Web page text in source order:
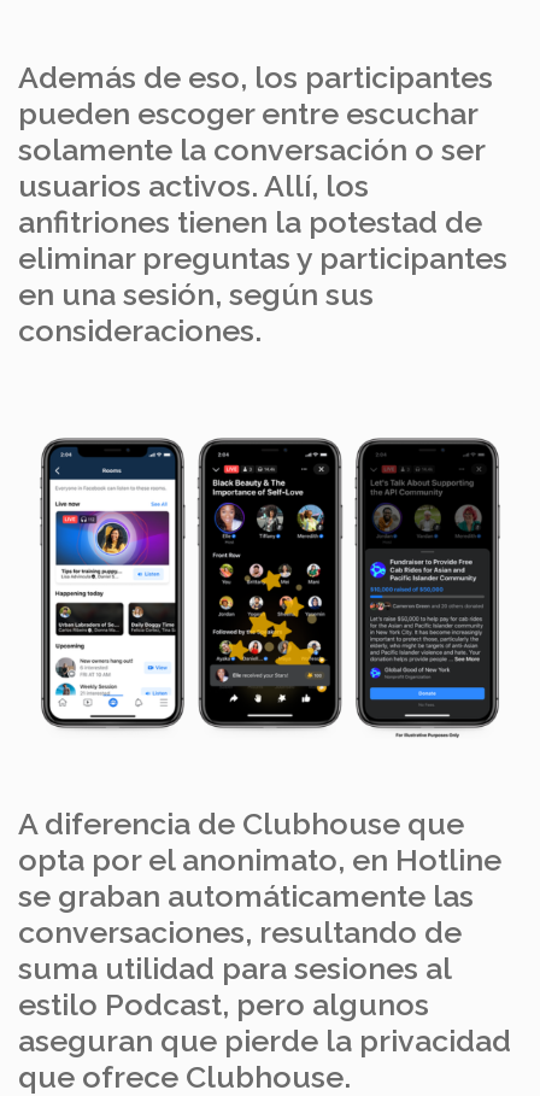
Además de eso, los participantes
pueden escoger entre escuchar
solamente la conversación o ser
usuarios activos. Allí, los
anfitriones tienen la potestad de
eliminar preguntas y participantes
en una sesión, según sus
consideraciones.
A diferencia de Clubhouse que
opta por el anonimato, en Hotline
se graban automáticamente las
conversaciones, resultando de
suma utilidad para sesiones al
estilo Podcast, pero algunos
aseguran que pierde la privacidad
que ofrece Clubhouse.